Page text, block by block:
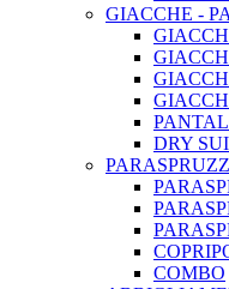
GIACCHE -
DRY
COMBO